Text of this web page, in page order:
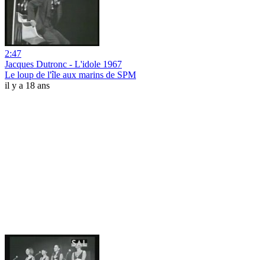
2:47
Jacques Dutronc - L'idole 1967
Le loup de l'île aux marins de SPM
il y a 18 ans